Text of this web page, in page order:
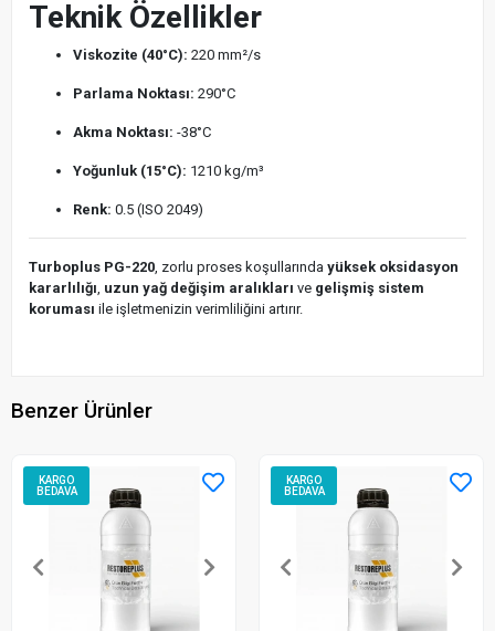
Teknik Özellikler
Viskozite (40°C): 220 mm²/s
Parlama Noktası: 290°C
Akma Noktası: -38°C
Yoğunluk (15°C): 1210 kg/m³
Renk: 0.5 (ISO 2049)
Turboplus PG-220, zorlu proses koşullarında yüksek oksidasyon
kararlılığı, uzun yağ değişim aralıkları ve gelişmiş sistem
koruması ile işletmenizin verimliliğini artırır.
Benzer Ürünler
KARGO
BEDAVA
KARGO
BEDAVA